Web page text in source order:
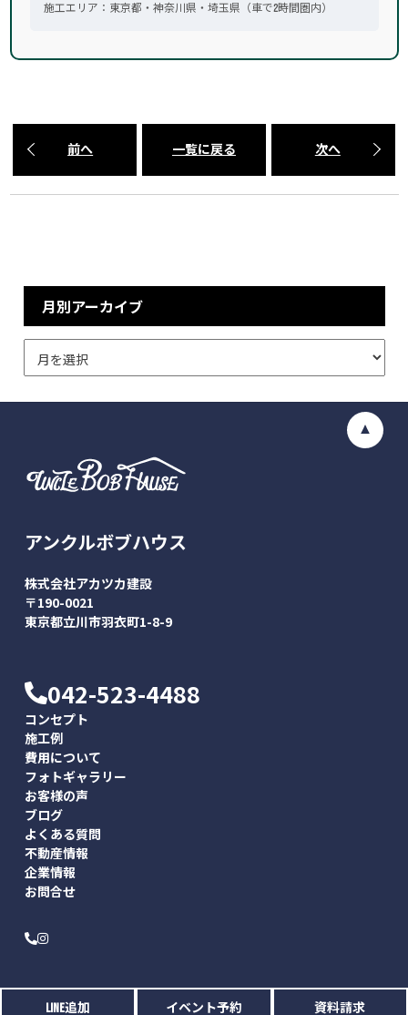
LINE追加 イベント予約 資料請求
施工エリア：東京都・神奈川県・埼玉県（車で2時間圏内）
前へ 一覧に戻る 次へ
月別アーカイブ
アンクルボブハウス
株式会社アカツカ建設
〒190-0021
東京都立川市羽衣町1-8-9
042-523-4488
コンセプト
施工例
費用について
フォトギャラリー
お客様の声
ブログ
よくある質問
不動産情報
企業情報
お問合せ
© Akatsuka, Inc. All Rights Reserved.